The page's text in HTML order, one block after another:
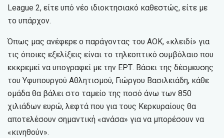
League 2, είτε υπό νέο ιδιοκτησιακό καθεστώς, είτε με
το υπάρχον.
Όπως μας ανέφερε ο παράγοντας του ΑΟΚ, «κλειδί» για
τις όποιες εξελίξεις είναι το τηλεοπτικό συμβόλαιο που
εκκρεμεί να υπογραφεί με την ΕΡΤ. Βάσει της δέσμευσης
του Υφυπουργού Αθλητισμού, Γιώργου Βασιλειάδη, κάθε
ομάδα θα βάλει στο ταμείο της ποσό άνω των 850
χιλιάδων ευρώ, λεφτά που για τους Κερκυραίους θα
αποτελέσουν σημαντική «ανάσα» για να μπορέσουν να
«κινηθούν».